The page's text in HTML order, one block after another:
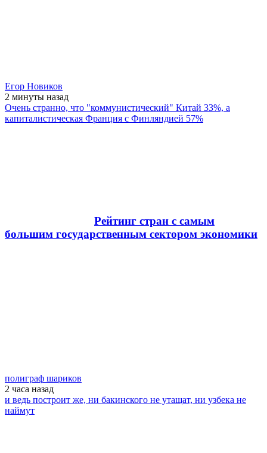
Егор Новиков
2 минуты назад
Очень странно, что "коммунистический" Китай 33%, а
капиталистическая Франция с Финляндией 57%
Рейтинг стран с самым
большим государственным сектором экономики
полиграф шариков
2 часа назад
и ведь построит же, ни бакинского не утащат, ни узбека не
наймут